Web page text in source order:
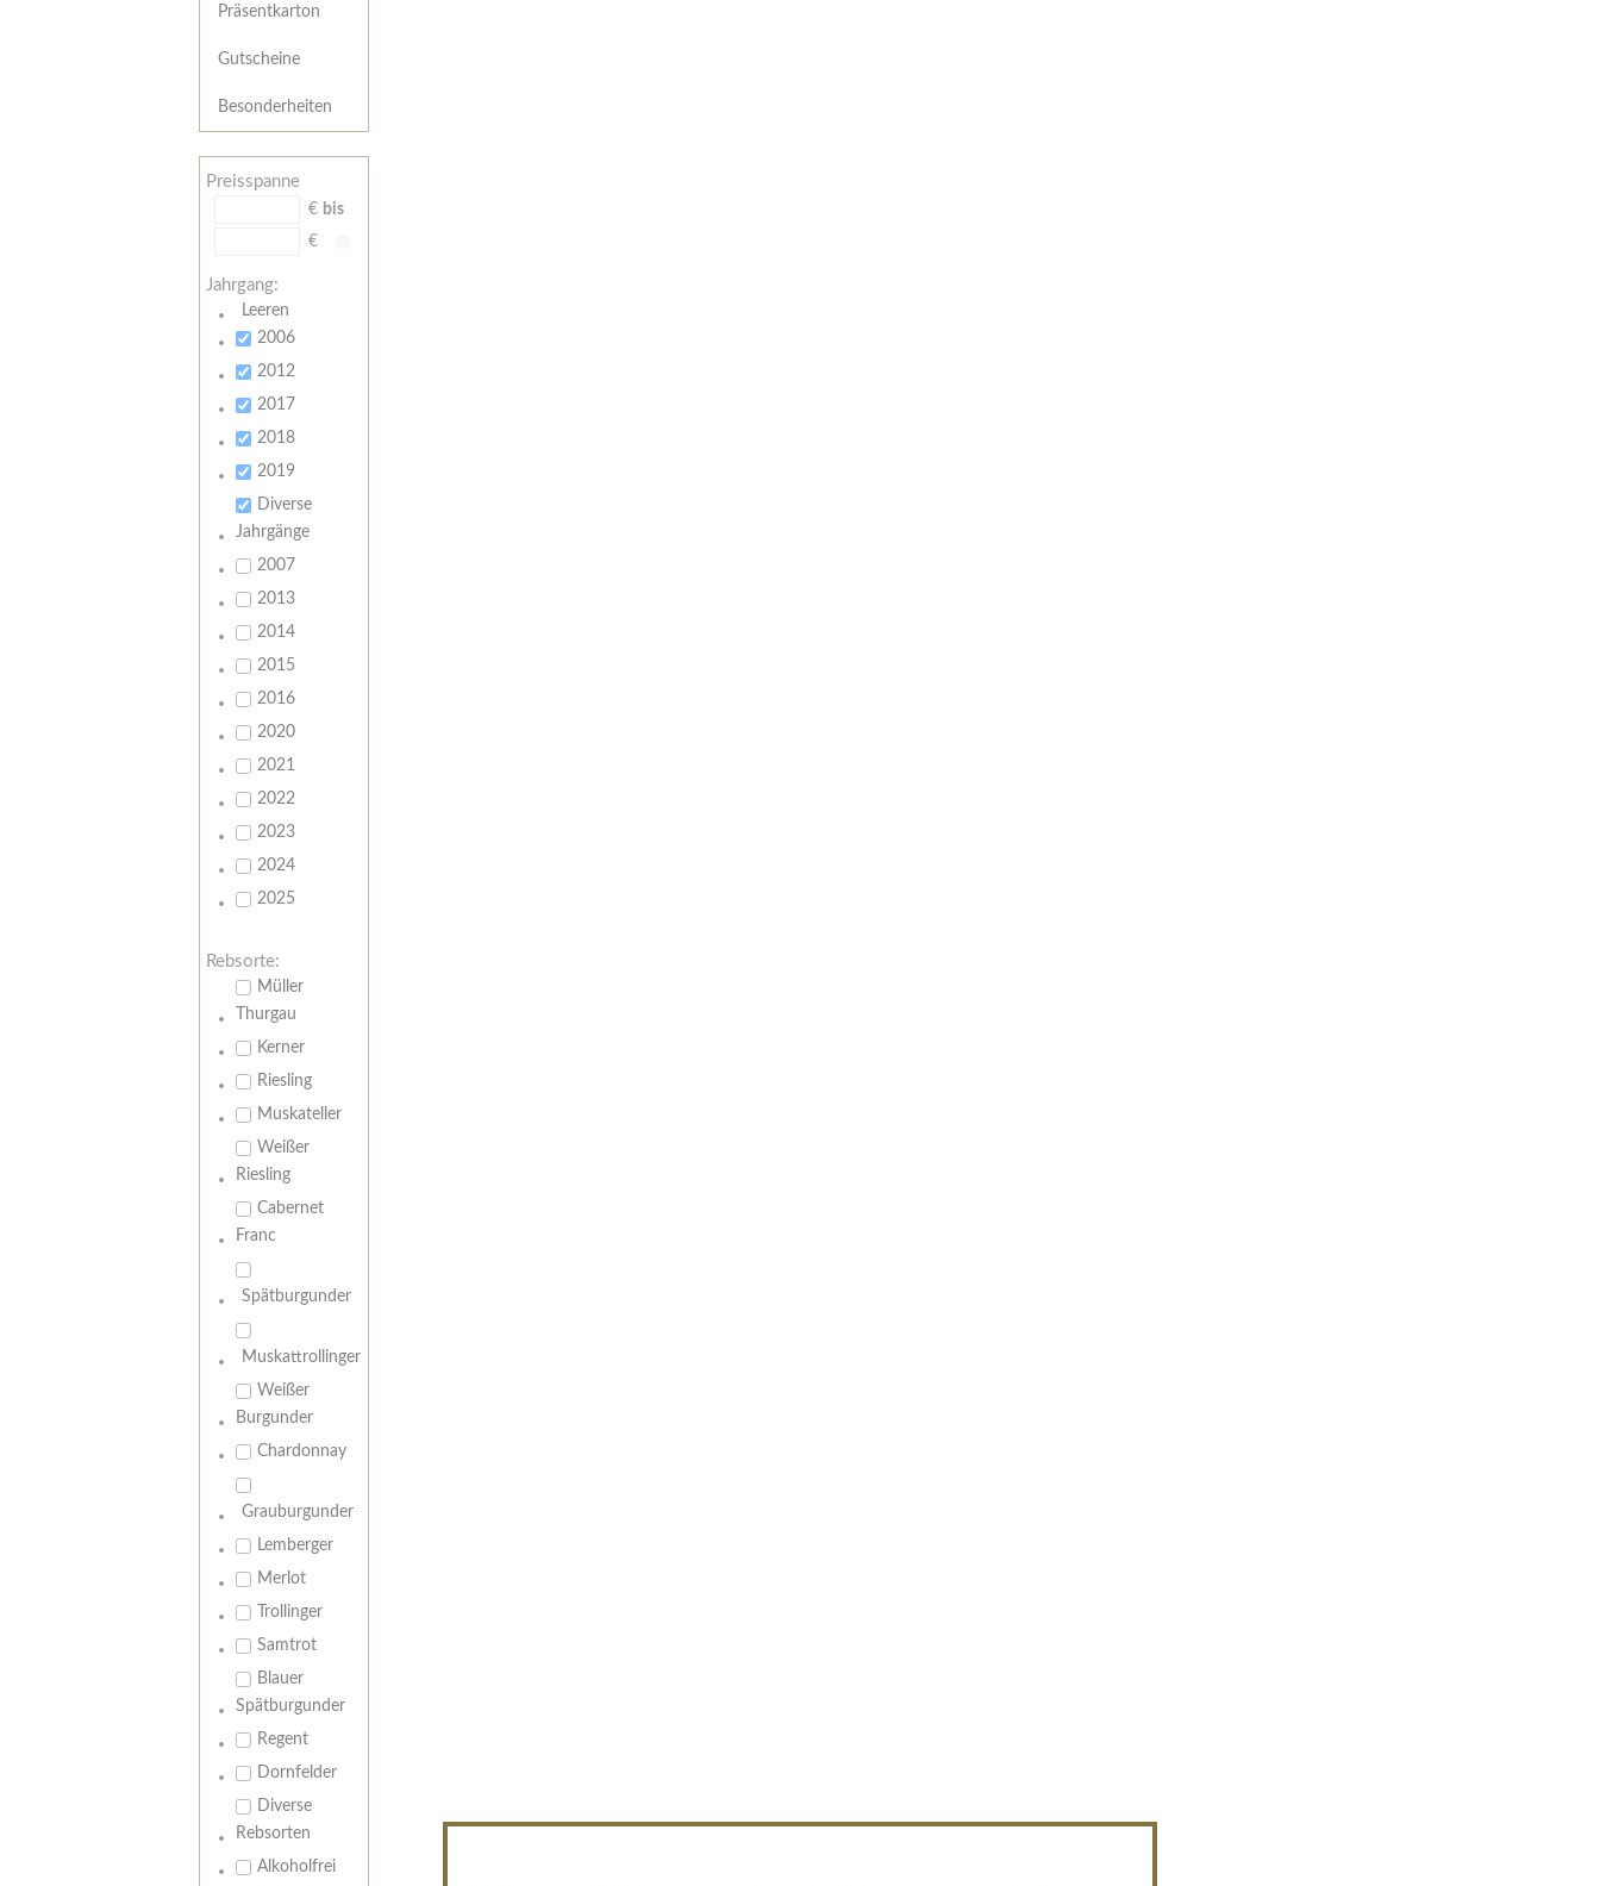
Präsentkarton
Gutscheine
Besonderheiten
Preisspanne
€ bis
€
Jahrgang:
Leeren
2006
2012
2017
2018
2019
Diverse
Jahrgänge
2007
2013
2014
2015
2016
2020
2021
2022
2023
2024
2025
Rebsorte:
Müller
Thurgau
Kerner
Riesling
Muskateller
Weißer
Riesling
Cabernet
Franc
Spätburgunder
Muskattrollinger
Weißer
Burgunder
Chardonnay
Grauburgunder
Lemberger
Merlot
Trollinger
Samtrot
Blauer
Spätburgunder
Regent
Dornfelder
Diverse
Rebsorten
Alkoholfrei